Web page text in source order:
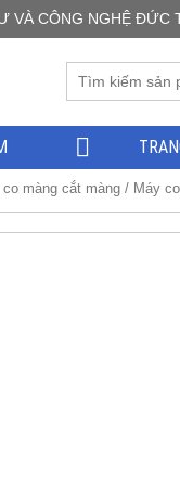
VÀ CÔNG NGHỆ ĐỨC
co màng cắt màng / Máy